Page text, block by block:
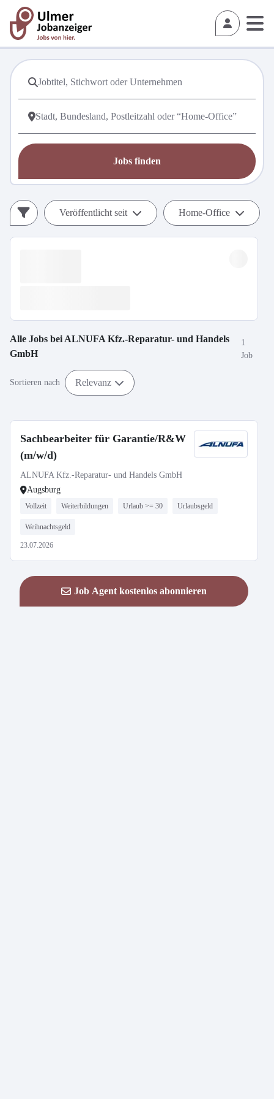
Jobs finden
Veröffentlicht seit Home-Office
Alle Jobs bei ALNUFA Kfz.-Reparatur- und Handels
GmbH
1
Job
Sortieren nach Relevanz
Sachbearbeiter für Garantie/R&W
(m/w/d)
ALNUFA Kfz.-Reparatur- und Handels GmbH
Augsburg
Vollzeit Weiterbildungen Urlaub >= 30 Urlaubsgeld
Weihnachtsgeld
23.07.2026
Job Agent kostenlos abonnieren